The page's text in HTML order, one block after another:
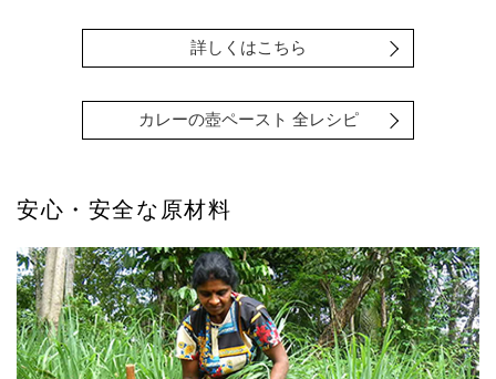
詳しくはこちら
カレーの壺ペースト 全レシピ
安心・安全な原材料